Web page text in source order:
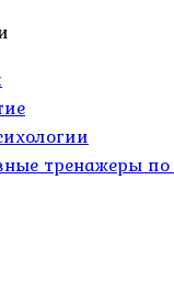
тренажеры